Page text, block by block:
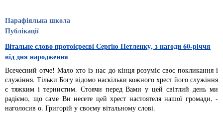
Парафіяльна школа
Публікації
Вітальне слово протоієреєві Сергію Петленку, з нагоди 60-річчя
від дня народження
Всечесний отче! Мало хто із нас до кінця розуміє своє покликання і
служіння. Тільки Богу відомо наскільки кожного хрест його служіння
є тяжким і тернистим. Стоячи перед Вами у цей світлий день ми
радіємо, що саме Ви несете цей хрест настоятеля нашої громади, -
наголосив о. Григорій у своєму вітальному слові.